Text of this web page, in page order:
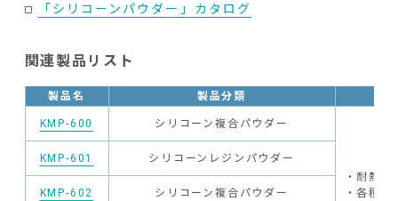
「シリコーンパウダー」カタログ
関連製品リスト
製品名 製品分類
KMP-600 シリコーン複合パウダー
・耐熱
・各種
KMP-601 シリコーンレジンパウダー
KMP-602 シリコーン複合パウダー